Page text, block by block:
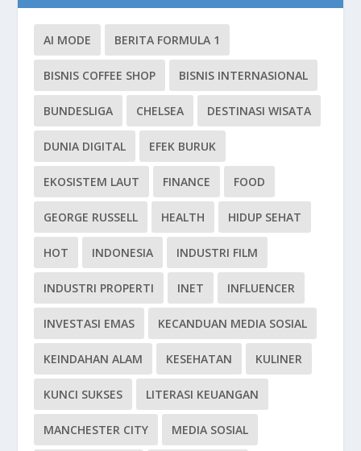
AI MODE BERITA FORMULA 1
BISNIS COFFEE SHOP BISNIS INTERNASIONAL
BUNDESLIGA CHELSEA DESTINASI WISATA
DUNIA DIGITAL EFEK BURUK
EKOSISTEM LAUT FINANCE FOOD
GEORGE RUSSELL HEALTH HIDUP SEHAT
HOT INDONESIA INDUSTRI FILM
INDUSTRI PROPERTI INET INFLUENCER
INVESTASI EMAS KECANDUAN MEDIA SOSIAL
KEINDAHAN ALAM KESEHATAN KULINER
KUNCI SUKSES LITERASI KEUANGAN
MANCHESTER CITY MEDIA SOSIAL